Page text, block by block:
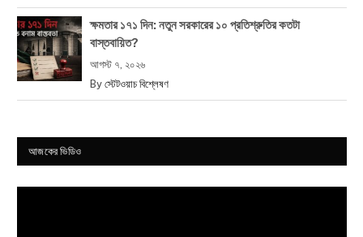
ক্ষমতার ১৭১ দিন: নতুন সরকারের ১০ প্রতিশ্রুতির কতটা
বাস্তবায়িত?
আগস্ট ৭, ২০২৬
By স্টেটওয়াচ বিশ্লেষণ
আজকের ভিডিও